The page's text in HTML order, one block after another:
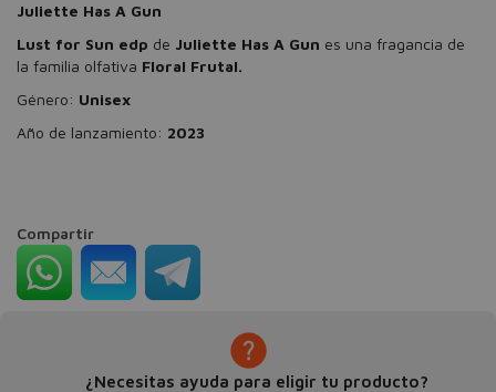
Juliette Has A Gun
Lust for Sun edp de Juliette Has A Gun es una fragancia de
la familia olfativa Floral Frutal.
Género: Unisex
Año de lanzamiento: 2023
Compartir
¿Necesitas ayuda para eligir tu producto?